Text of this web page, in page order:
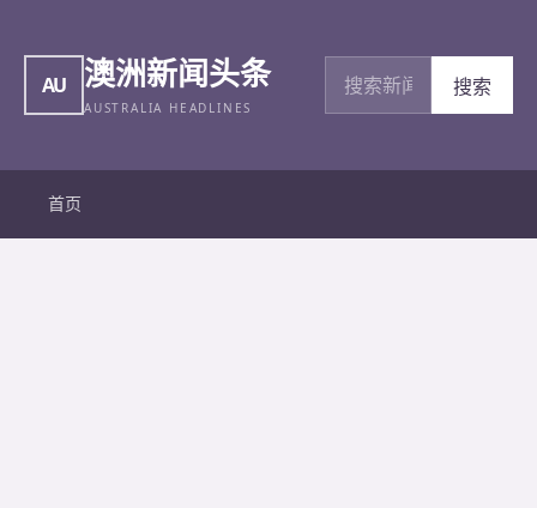
AU 澳洲新闻头条
AUSTRALIA HEADLINES
搜索新闻
搜索
首页